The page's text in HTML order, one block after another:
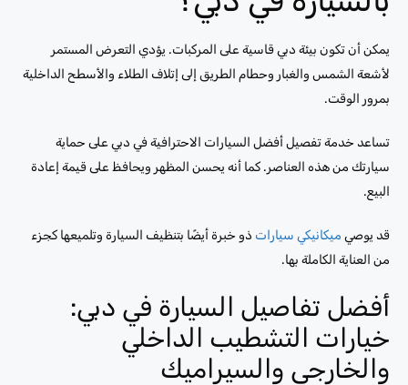
يمكن أن تكون بيئة دبي قاسية على المركبات. يؤدي التعرض المستمر
لأشعة الشمس والغبار وحطام الطريق إلى إتلاف الطلاء والأسطح الداخلية
بمرور الوقت.
تساعد خدمة تفصيل أفضل السيارات الاحترافية في دبي على حماية
سيارتك من هذه العناصر. كما أنه يحسن المظهر ويحافظ على قيمة إعادة
البيع.
قد يوصي ميكانيكي سيارات ذو خبرة أيضًا بتنظيف السيارة وتلميعها كجزء
من العناية الكاملة بها.
أفضل تفاصيل السيارة في دبي:
خيارات التشطيب الداخلي
والخارجي والسيراميك